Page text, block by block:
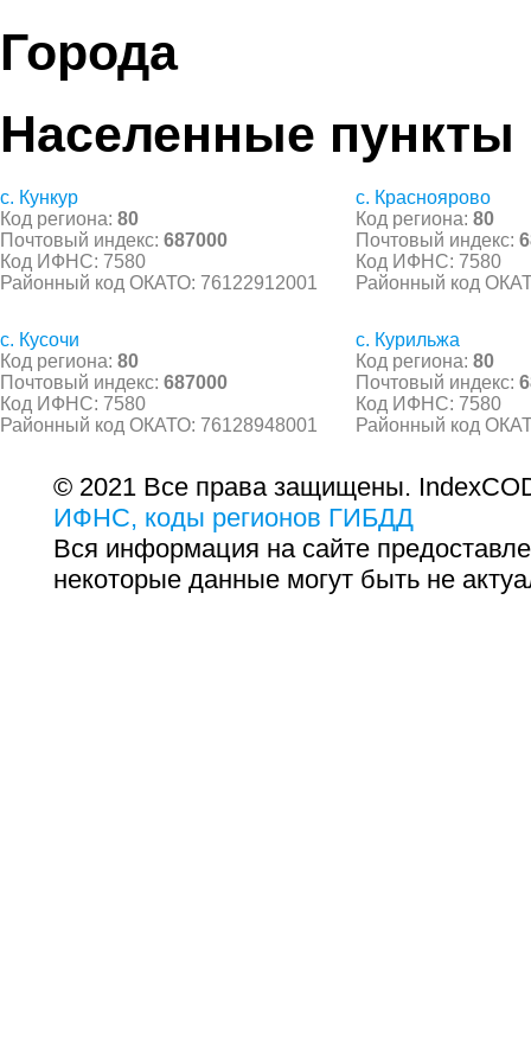
Города
Населенные пункты
с. Кункур
Код региона: 80
Почтовый индекс: 687000
Код ИФНС: 7580
Районный код ОКАТО: 76122912001
с. Красноярово
Код региона: 80
Почтовый индекс:
Код ИФНС: 7580
Районный код
с. Кусочи
Код региона: 80
Почтовый индекс: 687000
Код ИФНС: 7580
Районный код ОКАТО: 76128948001
с. Курильжа
Код региона: 80
Почтовый индекс:
Код ИФНС: 7580
Районный код
© 2021 Все права защищены.
ИФНС, коды регионов ГИБДД
Вся информация на сайте
некоторые данные могут быть не